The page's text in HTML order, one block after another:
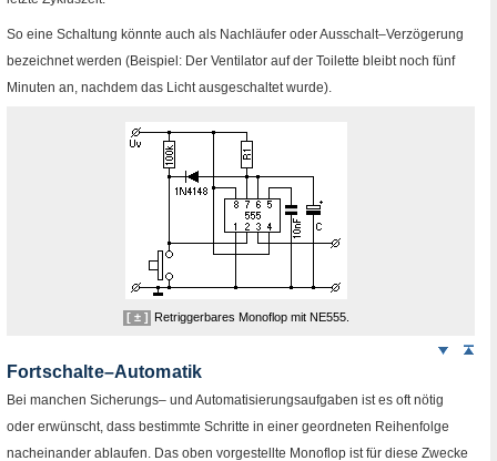
So eine Schaltung könnte auch als Nachläufer oder Ausschalt–Verzögerung
bezeichnet werden (Beispiel: Der Ventilator auf der Toilette bleibt noch fünf
Minuten an, nachdem das Licht ausgeschaltet wurde).
[ ± ] Retriggerbares Monoflop mit NE555.
Weiter
Fortschalte–Automatik
Bei manchen Sicherungs– und Automatisierungsaufgaben ist es oft nötig
oder erwünscht, dass bestimmte Schritte in einer geordneten Reihenfolge
nacheinander ablaufen. Das oben vorgestellte Monoflop ist für diese Zwecke